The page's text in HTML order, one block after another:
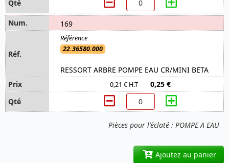
Pièces pour l'éclaté : POMPE A EAU
169
22.36580.000
RESSORT ARBRE POMPE EAU CR/MINI BETA
0,21 € H.T 0,25 €
Ajoutez au panier